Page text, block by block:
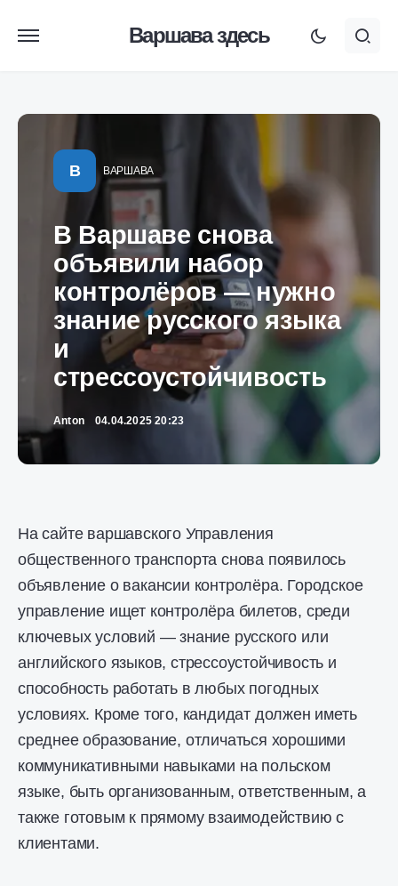
Варшава здесь
В ВАРШАВА
В Варшаве снова
объявили набор
контролёров — нужно
знание русского языка
и
стрессоустойчивость
Anton 04.04.2025 20:23
На сайте варшавского Управления
общественного транспорта снова появилось
объявление о вакансии контролёра. Городское
управление ищет контролёра билетов, среди
ключевых условий — знание русского или
английского языков, стрессоустойчивость и
способность работать в любых погодных
условиях. Кроме того, кандидат должен иметь
среднее образование, отличаться хорошими
коммуникативными навыками на польском
языке, быть организованным, ответственным, а
также готовым к прямому взаимодействию с
клиентами.